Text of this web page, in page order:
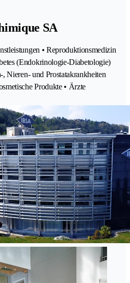
SA
• Reproduktionsmedizin
(Endokrinologie-Diabetologie)
Nieren- und Prostatakrankheiten
Produkte • Ärzte